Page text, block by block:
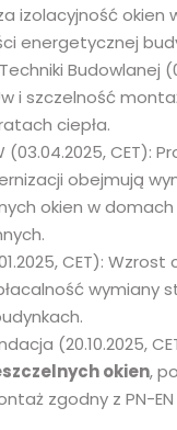
izolacyjność okien
energetycznej
Budowlanej
i szczelność
ciepła.
(03.04.2025, CET):
obejmują
okien w domach
CET):
wymiany
(20.10.2025,
okien,
zgodny z PN-EN